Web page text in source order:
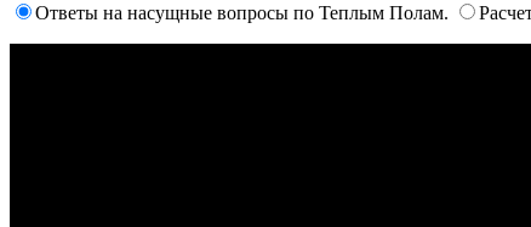
Ответы на насущные вопросы по Теплым Полам.